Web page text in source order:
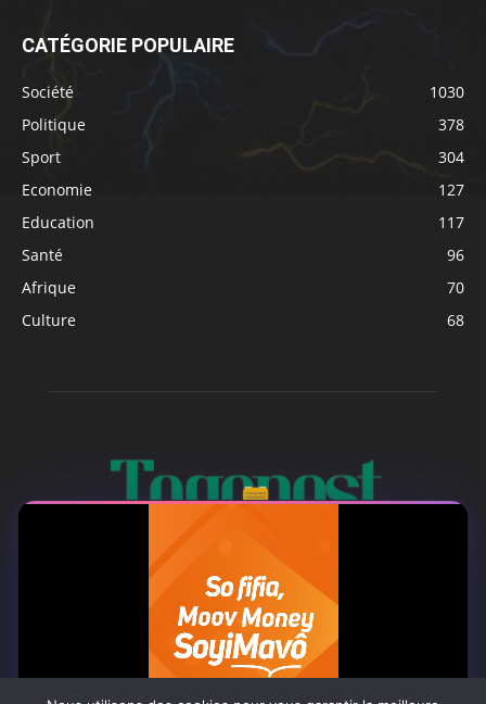
CATÉGORIE POPULAIRE
Société
1030
Politique
378
Sport
304
Economie
127
Education
117
Santé
96
Afrique
70
Culture
68
À PROPOS
Togo Post est un site d'information en ligne ...